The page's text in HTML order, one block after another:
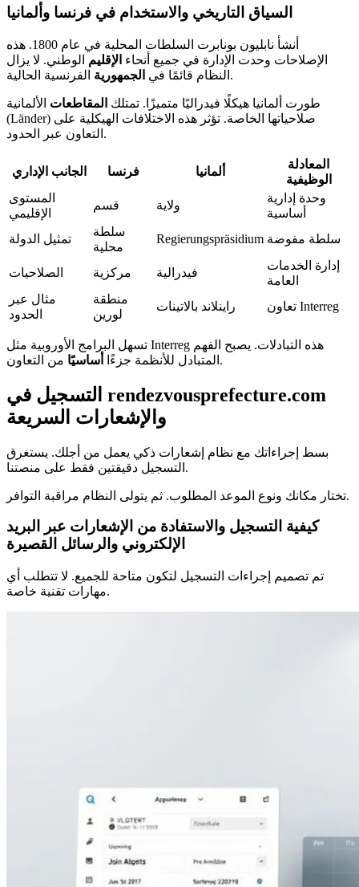
السياق التاريخي والاستخدام في فرنسا وألمانيا
أنشأ نابليون بونابرت السلطات المحلية في عام 1800. هذه
الإصلاحات وحدت الإدارة في جميع أنحاء الإقليم الوطني. لا يزال
النظام قائمًا في الجمهورية الفرنسية الحالية.
طورت ألمانيا هيكلًا فيدراليًا متميزًا. تمتلك المقاطعات الألمانية
(Länder) صلاحياتها الخاصة. تؤثر هذه الاختلافات الهيكلية على
التعاون عبر الحدود.
الجانب الإداري فرنسا ألمانيا
المعادلة
الوظيفية
المستوى
الإقليمي
قسم ولاية
وحدة إدارية
أساسية
تمثيل الدولة
سلطة
محلية
Regierungspräsidium سلطة مفوضة
الصلاحيات مركزية فيدرالية
إدارة الخدمات
العامة
مثال عبر
الحدود
منطقة
لورين
راينلاند بالاتينات تعاون Interreg
تسهل البرامج الأوروبية مثل Interreg هذه التبادلات. يصبح الفهم
المتبادل للأنظمة جزءًا
أساسيًا من التعاون.
التسجيل في rendezvousprefecture.com
والإشعارات السريعة
بسط إجراءاتك مع نظام إشعارات ذكي يعمل من أجلك. يستغرق
التسجيل دقيقتين فقط على منصتنا.
تختار مكانك ونوع الموعد المطلوب. ثم يتولى النظام مراقبة التوافر.
كيفية التسجيل والاستفادة من الإشعارات عبر البريد
الإلكتروني والرسائل القصيرة
تم تصميم إجراءات التسجيل لتكون متاحة للجميع. لا تتطلب أي
مهارات تقنية خاصة.